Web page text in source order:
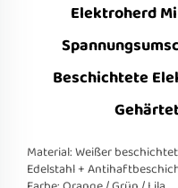
Elektroherd
Beschichtete
Material: Weißer
Edelstahl +